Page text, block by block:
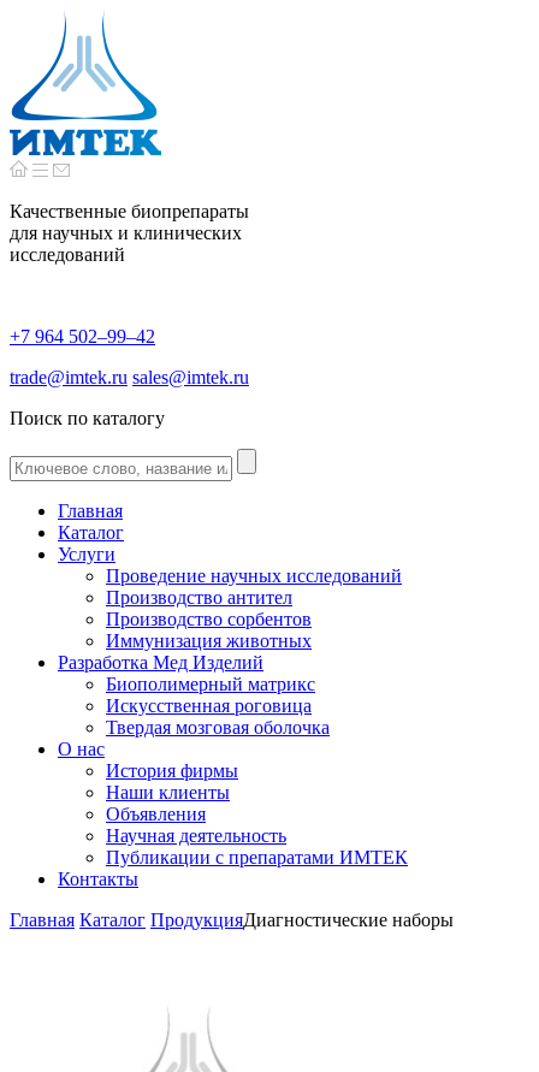
Качественные биопрепараты
для научных и клинических
исследований
+7 964 502–99–42
trade@imtek.ru sales@imtek.ru
Поиск по каталогу
Главная
Каталог
Услуги
Проведение научных исследований
Производство антител
Производство сорбентов
Иммунизация животных
Разработка Мед Изделий
Биополимерный матрикс
Искусственная роговица
Твердая мозговая оболочка
О нас
История фирмы
Наши клиенты
Объявления
Научная деятельность
Публикации с препаратами ИМТЕК
Контакты
Главная Каталог ПродукцияДиагностические наборы